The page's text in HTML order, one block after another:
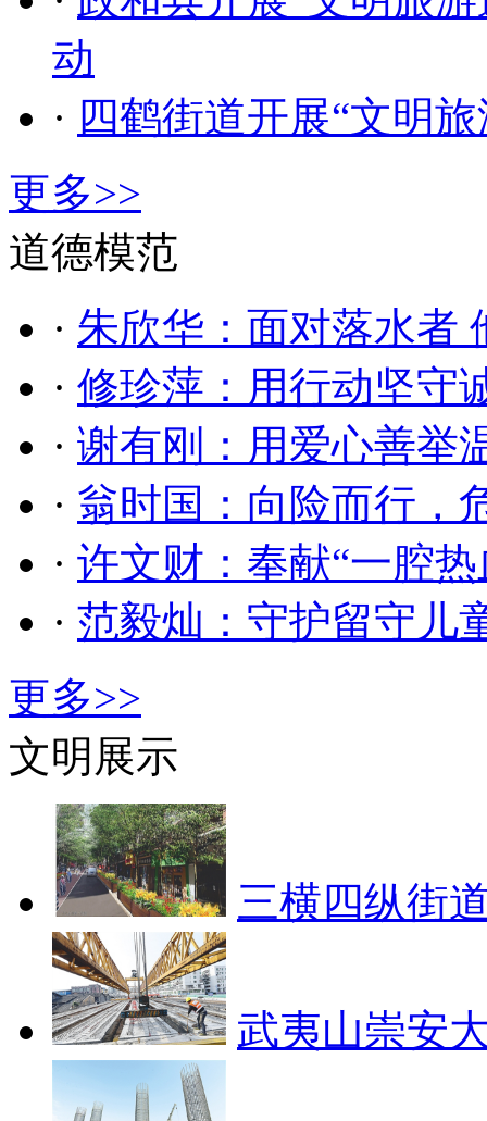
动
· 四鹤街道开展“文明
更多>>
道德模范
· 朱欣华：面对落水者
· 修珍萍：用行动坚守
· 谢有刚：用爱心善举
· 翁时国：向险而行，
· 许文财：奉献“一腔
· 范毅灿：守护留守儿
更多>>
文明展示
三横四纵街
武夷山崇安